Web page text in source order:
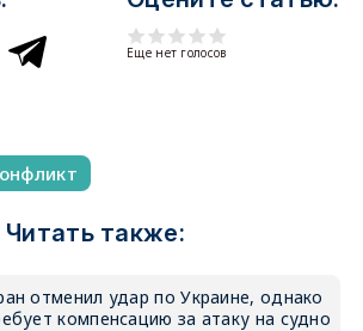
Еще нет голосов
Читать также:
отменил удар по Украине, однако
компенсацию за атаку на судно